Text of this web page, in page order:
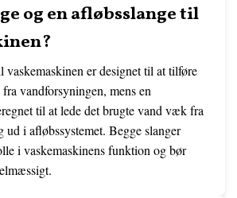
og en afløbsslange til
vaskemaskinen er designet til at tilføre
vandforsyningen, mens en
til at lede det brugte vand væk fra
ud i afløbssystemet. Begge slanger
i vaskemaskinens funktion og bør